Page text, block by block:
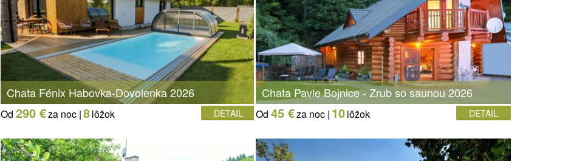
Chata Fénix Habovka-Dovolenka 2026
Od 290 €za noc |8lôžok DETAIL
Chata Pavle Bojnice - Zrub so saunou 2026
Od 45 €za noc | 10lôžok DETAIL